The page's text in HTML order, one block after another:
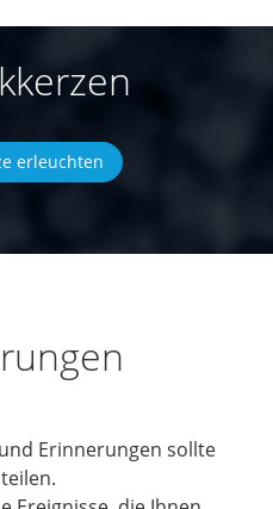
erleuchten
Erinnerungen sollte